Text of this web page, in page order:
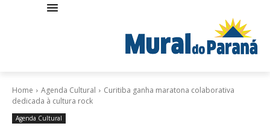
Home Agenda Cultural
Curitiba ganha maratona colaborativa
dedicada à cultura rock
Agenda Cultural